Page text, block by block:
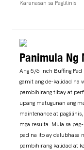
Karanasan sa Paglilinis
Panimula Ng
Ang 5/6 Inch Buffing Pad
gamit ang de-kalidad na
pambihirang tibay at
upang matugunan ang
maintenance at
mga resulta. Mula sa
pad na ito ay dalubhasa
pambihirang kalidad at